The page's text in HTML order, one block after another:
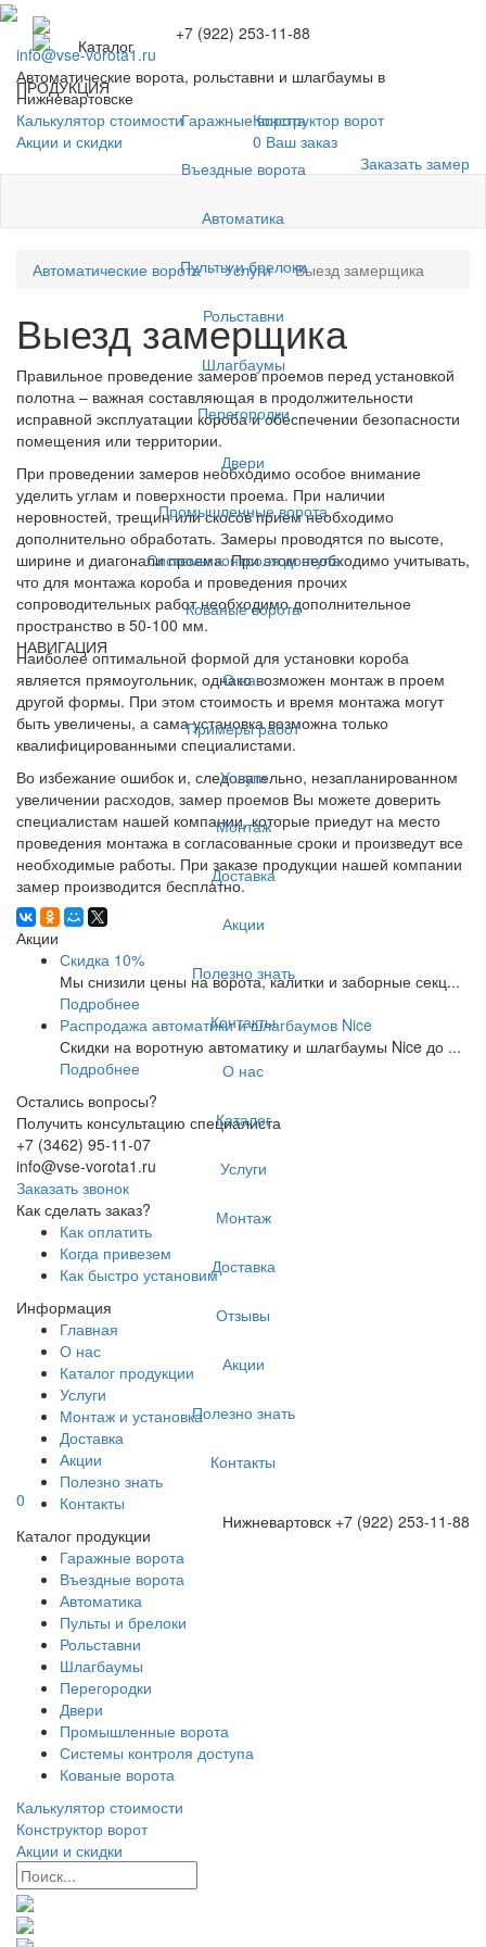
Каталог
ПРОДУКЦИЯ
Гаражные ворота
Въездные ворота
Автоматика
Пульты и брелоки
Рольставни
Шлагбаумы
Перегородки
Двери
Промышленные ворота
Системы контроля доступа
Кованые ворота
НАВИГАЦИЯ
О нас
Примеры работ
Услуги
Монтаж
Доставка
Акции
Полезно знать
Контакты
О нас
Каталог
Услуги
Монтаж
Доставка
Отзывы
Акции
Полезно знать
Контакты
0
Нижневартовск +7 (922) 253-11-88
+7 (922) 253-11-88
info@vse-vorota1.ru
Автоматические ворота, рольставни и шлагбаумы в
Нижневартовске
Калькулятор стоимости
Конструктор ворот
Акции и скидки
0 Ваш заказ
Заказать замер
Автоматические ворота Услуги Выезд замерщика
Выезд замерщика
Правильное проведение замеров проемов перед установкой
полотна – важная составляющая в продолжительности
исправной эксплуатации короба и обеспечении безопасности
помещения или территории.
При проведении замеров необходимо особое внимание
уделить углам и поверхности проема. При наличии
неровностей, трещин или скосов прием необходимо
дополнительно обработать. Замеры проводятся по высоте,
ширине и диагонали проема. При этом необходимо учитывать,
что для монтажа короба и проведения прочих
сопроводительных работ необходимо дополнительное
пространство в 50-100 мм.
Наиболее оптимальной формой для установки короба
является прямоугольник, однако возможен монтаж в проем
другой формы. При этом стоимость и время монтажа могут
быть увеличены, а сама установка возможна только
квалифицированными специалистами.
Во избежание ошибок и, следовательно, незапланированном
увеличении расходов, замер проемов Вы можете доверить
специалистам нашей компании, которые приедут на место
проведения монтажа в согласованные сроки и произведут все
необходимые работы. При заказе продукции нашей компании
замер производится бесплатно.
Акции
Скидка 10%
Мы снизили цены на ворота, калитки и заборные секц...
Подробнее
Распродажа автоматики и шлагбаумов Nice
Скидки на воротную автоматику и шлагбаумы Nice до ...
Подробнее
Остались вопросы?
Получить консультацию специалиста
+7 (3462) 95-11-07
info@vse-vorota1.ru
Заказать звонок
Как сделать заказ?
Как оплатить
Когда привезем
Как быстро установим
Информация
Главная
О нас
Каталог продукции
Услуги
Монтаж и установка
Доставка
Акции
Полезно знать
Контакты
Каталог продукции
Гаражные ворота
Въездные ворота
Автоматика
Пульты и брелоки
Рольставни
Шлагбаумы
Перегородки
Двери
Промышленные ворота
Системы контроля доступа
Кованые ворота
Калькулятор стоимости
Конструктор ворот
Акции и скидки